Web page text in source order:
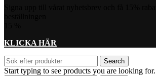
KLICKA HÄR
Search
Start typing to see products you are looking for.